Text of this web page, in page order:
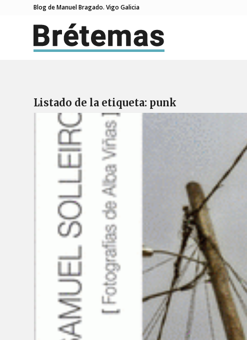
Blog de Manuel Bragado. Vigo Galicia
Listado de la etiqueta: punk